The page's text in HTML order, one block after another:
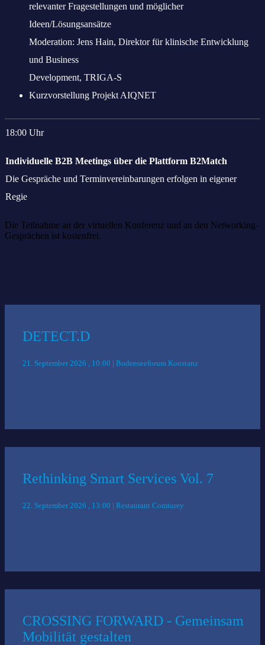
relevanter Fragestellungen und möglicher
Ideen/Lösungsansätze
Moderation: Jens Hain, Direktor für klinische Entwicklung
und Business
Development, TRIGA-S
Kurzvorstellung Projekt AIQNET
18:00 Uhr
Individuelle B2B Meetings über die Plattform B2Match
Die Gespräche und Terminvereinbarungen erfolgen in eigener
Regie
Die Teilnahme an der virtuellen Konferenz und an den Networking-
Gesprächen ist kostenfrei.
DETECT.D
21. September 2026 , 10:00 | Bodenseeforum Konstanz
Rethinking Smart Services Vol. 7
22. September 2026 , 13:00 | Restaurant Comturey
CROSSING FORWARD - Gemeinsam
Mobilität gestalten